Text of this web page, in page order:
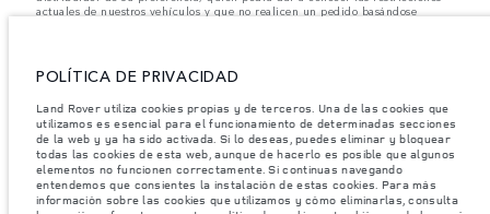
actuales de nuestros vehículos y que no realicen un pedido basándose
las especificaciones, el diseño y la producción de sus vehículos, piezas y
accesorios, por lo que se producen modificaciones de forma continua y sin
vendrán incluidas de serie. La información, las especificaciones, los motores
y los colores que aparecen en esta página web se basan en las
especificaciones europeas. Estos pueden variar en función del mercado y
pueden ser modificados sin previo aviso. Algunos vehículos se muestran con
equipamiento opcional y accesorios originales que pueden no estar
disponibles en todos los mercados. Ponte en contacto con tu concesionario
local para consultar disponibilidad y precios.
POLÍTICA DE PRIVACIDAD
Land Rover utiliza cookies propias y de terceros. Una de las cookies que
utilizamos es esencial para el funcionamiento de determinadas secciones
de la web y ya ha sido activada. Si lo deseas, puedes eliminar y bloquear
todas las cookies de esta web, aunque de hacerlo es posible que algunos
elementos no funcionen correctamente. Si continuas navegando
entendemos que consientes la instalación de estas cookies. Para más
información sobre las cookies que utilizamos y cómo eliminarlas, consulta